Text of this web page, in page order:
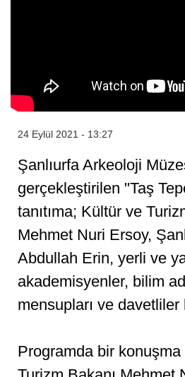
24 Eylül 2021 - 13:27
Şanlıurfa Arkeoloji
gerçekleştirilen "Taş
tanıtıma; Kültür ve
Mehmet Nuri Ersoy,
Abdullah Erin, yerli ve
akademisyenler, bilim
mensupları ve davetliler
Programda bir